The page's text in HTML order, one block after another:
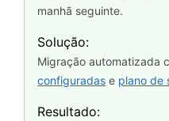
manhã seguinte.
Solução:
Migração automatizada
configuradas e plano de
Resultado: